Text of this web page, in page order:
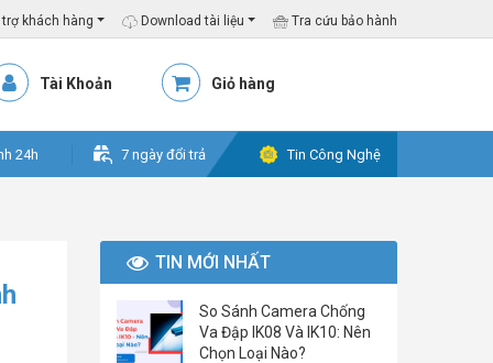
khách hàng Download tài liệu Tra cứu bảo hành
Tài Khoản Giỏ hàng
24h 7 ngày đổi trả Tin Công Nghệ
TIN MỚI NHẤT
So Sánh Camera Chống
Va Đập IK08 Và IK10: Nên
Chọn Loại Nào?